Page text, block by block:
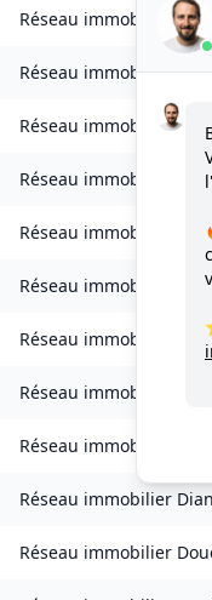
Réseau immobilier
Réseau immobilier
Réseau immobilier
Réseau immobilier
Réseau immobilier
Réseau immobilier
Réseau immobilier
Réseau immobilier
Réseau immobilier
Réseau immobilier
Réseau immobilier